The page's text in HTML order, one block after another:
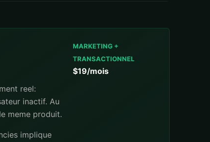
reel:
inactif. Au
meme produit.
implique
MARKETING +
TRANSACTIONNEL
$19/mois